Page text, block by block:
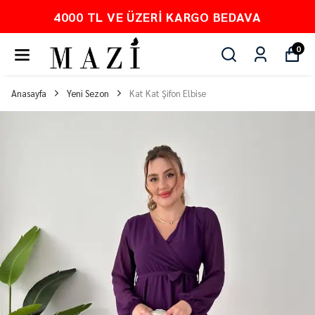
4000 TL VE ÜZERI KARGO BEDAVA
0
Anasayfa Yeni Sezon Kat Kat Şifon Elbise